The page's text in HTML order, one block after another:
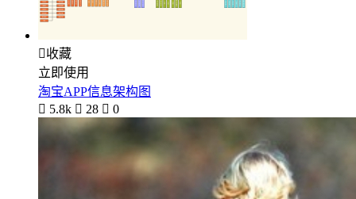
收藏
立即使用
淘宝APP信息架构图
 5.8k  28  0